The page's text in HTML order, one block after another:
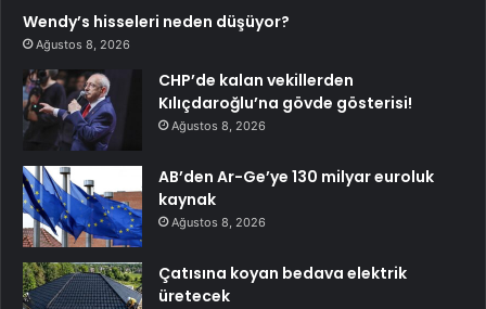
Wendy’s hisseleri neden düşüyor?
Ağustos 8, 2026
CHP’de kalan vekillerden
Kılıçdaroğlu’na gövde gösterisi!
Ağustos 8, 2026
AB’den Ar-Ge’ye 130 milyar euroluk
kaynak
Ağustos 8, 2026
Çatısına koyan bedava elektrik
üretecek